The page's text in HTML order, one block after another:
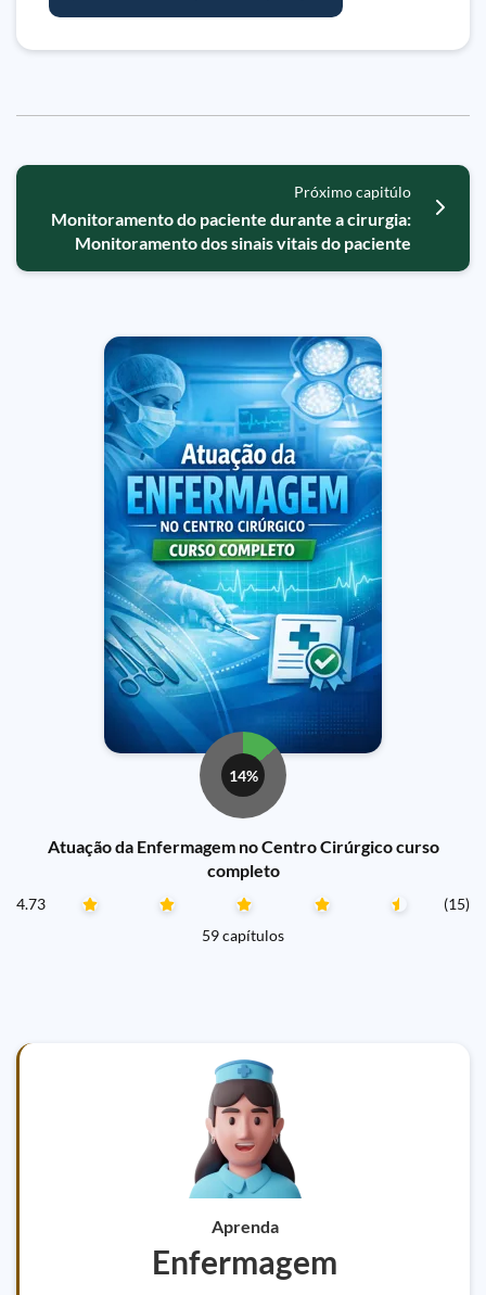
Próximo capitúlo
Monitoramento do paciente durante a cirurgia:
Monitoramento dos sinais vitais do paciente
14%
Atuação da Enfermagem no Centro Cirúrgico curso
completo
4.73
(15)
59 capítulos
Aprenda
Enfermagem